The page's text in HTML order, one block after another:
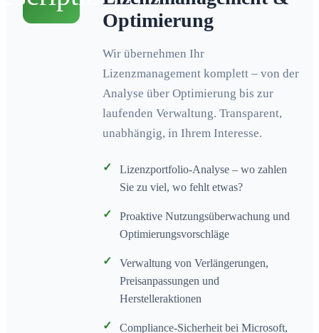
Optimierung
Wir übernehmen Ihr
Lizenzmanagement komplett – von der
Analyse über Optimierung bis zur
laufenden Verwaltung. Transparent,
unabhängig, in Ihrem Interesse.
✓
Lizenzportfolio-Analyse – wo zahlen
Sie zu viel, wo fehlt etwas?
✓
Proaktive Nutzungsüberwachung und
Optimierungsvorschläge
✓
Verwaltung von Verlängerungen,
Preisanpassungen und
Herstelleraktionen
✓
Compliance-Sicherheit bei Microsoft,